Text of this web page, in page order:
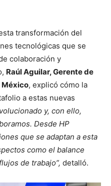
transformación del
tecnológicas que se
colaboración y
Raúl Aguilar, Gerente de
México, explicó cómo la
a estas nuevas
y, con ello,
Desde HP
que se adaptan a esta
como el balance
de trabajo”, detalló.